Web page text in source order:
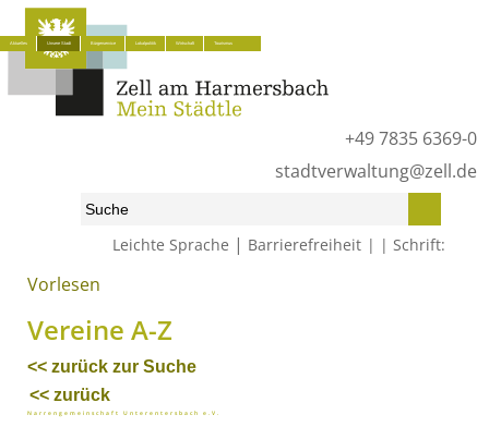
+49 7835 6369-0
stadtverwaltung@zell.de
Leichte Sprache | Barrierefreiheit Schrift:
Aktuelles Unsere Stadt Bürgerservice Lokalpolitik Wirtschaft Tourismus
Start» Unsere Stadt »
Vorlesen
Vereine A-Z
<< zurück zur Suche
<< zurück
Narrengemeinschaft Unterentersbach e.V.